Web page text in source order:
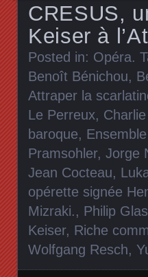
CRESUS,
Keiser à
Posted in: Opéra.
Benoît Bénichou,
Attraper la
Le Perreux,
baroque,
Pramsohler, Jorge
Jean Cocteau,
opérette signée
Mizraki., Philip
Keiser, Riche
Wolfgang Resch,